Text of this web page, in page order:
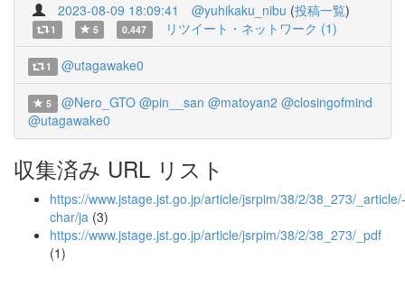
2023-08-09 18:09:41 @yuhikaku_nibu (投稿一覧)
1 5 0.447 リツイート・ネットワーク (1)
1 @utagawake0
5 @Nero_GTO @pin__san @matoyan2 @closingofmind
@utagawake0
収集済み URL リスト
https://www.jstage.jst.go.jp/article/jsrpim/38/2/38_273/_article/-
char/ja (3)
https://www.jstage.jst.go.jp/article/jsrpim/38/2/38_273/_pdf
(1)